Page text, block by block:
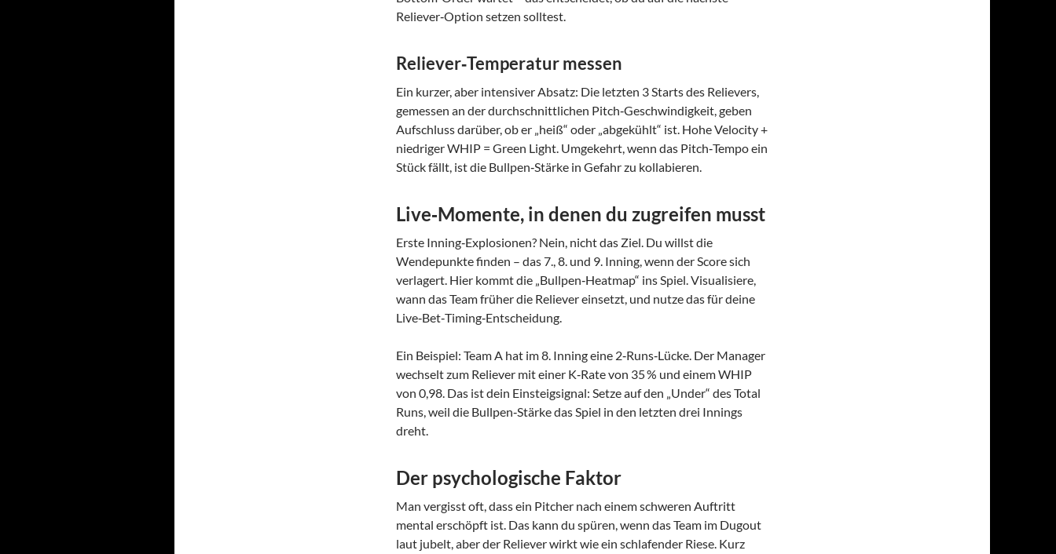
Reliever‑Option setzen solltest.
Reliever‑Temperatur messen
Ein kurzer, aber intensiver Absatz: Die letzten 3 Starts des Relievers,
gemessen an der durchschnittlichen Pitch‑Geschwindigkeit, geben
Aufschluss darüber, ob er „heiß“ oder „abgekühlt“ ist. Hohe Velocity +
niedriger WHIP = Green Light. Umgekehrt, wenn das Pitch‑Tempo ein
Stück fällt, ist die Bullpen‑Stärke in Gefahr zu kollabieren.
Live‑Momente, in denen du zugreifen musst
Erste Inning‑Explosionen? Nein, nicht das Ziel. Du willst die
Wendepunkte finden – das 7., 8. und 9. Inning, wenn der Score sich
verlagert. Hier kommt die „Bullpen‑Heatmap“ ins Spiel. Visualisiere,
wann das Team früher die Reliever einsetzt, und nutze das für deine
Live‑Bet‑Timing‑Entscheidung.
Ein Beispiel: Team A hat im 8. Inning eine 2‑Runs‑Lücke. Der Manager
wechselt zum Reliever mit einer K‑Rate von 35 % und einem WHIP
von 0,98. Das ist dein Einsteig­signal: Setze auf den „Under“ des Total
Runs, weil die Bullpen‑Stärke das Spiel in den letzten drei Innings
dreht.
Der psychologische Faktor
Man vergisst oft, dass ein Pitcher nach einem schweren Auftritt
mental erschöpft ist. Das kann du spüren, wenn das Team im Dugout
laut jubelt, aber der Reliever wirkt wie ein schlafender Riese. Kurz